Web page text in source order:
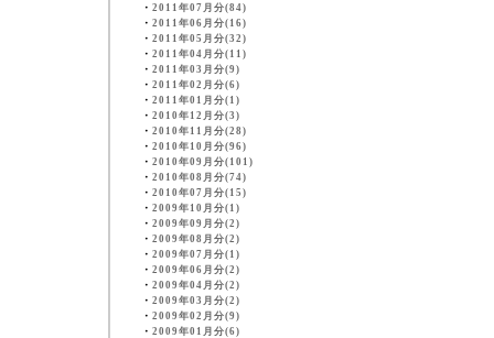
・ 2011年07月分(84)
・ 2011年06月分(16)
・ 2011年05月分(32)
・ 2011年04月分(11)
・ 2011年03月分(9)
・ 2011年02月分(6)
・ 2011年01月分(1)
・ 2010年12月分(3)
・ 2010年11月分(28)
・ 2010年10月分(96)
・ 2010年09月分(101)
・ 2010年08月分(74)
・ 2010年07月分(15)
・ 2009年10月分(1)
・ 2009年09月分(2)
・ 2009年08月分(2)
・ 2009年07月分(1)
・ 2009年06月分(2)
・ 2009年04月分(2)
・ 2009年03月分(2)
・ 2009年02月分(9)
・ 2009年01月分(6)